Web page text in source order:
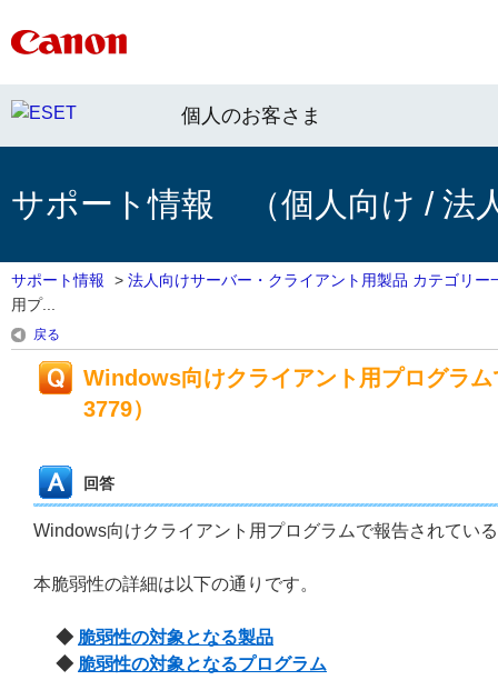
個人のお客さま
サポート情報 （個人向け / 法
サポート情報 > 法人向けサーバー・クライアント用製品 カテゴリー
用プ...
戻る
Windows向けクライアント用プログラ
3779）
回答
Windows向けクライアント用プログラムで報告されてい
本脆弱性の詳細は以下の通りです。
◆ 脆弱性の対象となる製品
◆ 脆弱性の対象となるプログラム